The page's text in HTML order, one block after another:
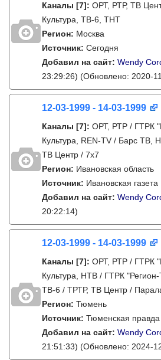
Каналы [7]: ОРТ, РТР, ТВ
Культура, ТВ-6, ТНТ
Регион: Москва
Источник: Сегодня
Добавил на сайт: Wendy
23:29:26) (Обновлено: 2020-
12-03-1999 - 14-03-1999
Каналы [7]: ОРТ, РТР / ГТРК
Культура, REN-TV / Барс ТВ,
ТВ Центр / 7х7
Регион: Ивановская область
Источник: Ивановская газета
Добавил на сайт: Wendy
20:22:14)
12-03-1999 - 14-03-1999
Каналы [7]: ОРТ, РТР / ГТРК
Культура, НТВ / ГТРК
ТВ-6 / ТРТР, ТВ Центр /
Регион: Тюмень
Источник: Тюменская правда
Добавил на сайт: Wendy
21:51:33) (Обновлено: 2024-